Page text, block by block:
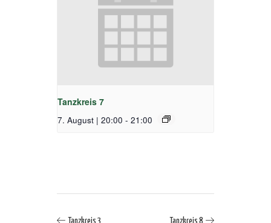
Tanzkreis 7
7. August | 20:00 - 21:00
Tanzkreis 3 Tanzkreis 8